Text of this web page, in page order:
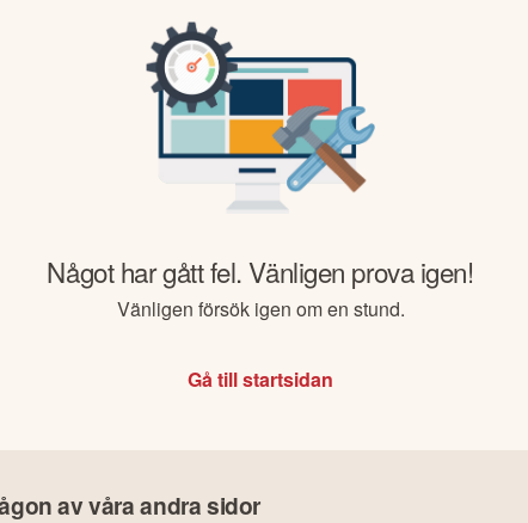
Något har gått fel. Vänligen prova igen!
Vänligen försök igen om en stund.
Gå till startsidan
av våra andra sidor